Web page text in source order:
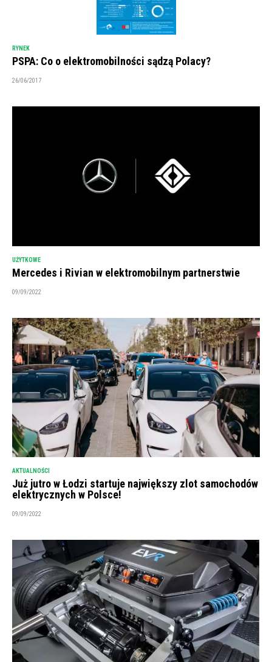
RYNEK
PSPA: Co o elektromobilności sądzą Polacy?
26/06/2017
UŻYTKOWE
Mercedes i Rivian w elektromobilnym partnerstwie
09/09/2022
AKTUALNOŚCI
Już jutro w Łodzi startuje największy zlot samochodów
elektrycznych w Polsce!
09/09/2022